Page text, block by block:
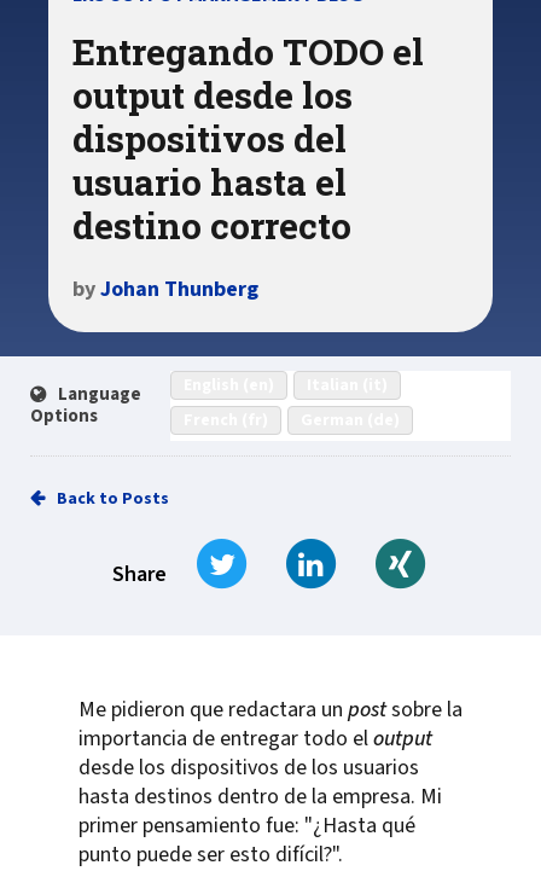
Entregando TODO el
output desde los
dispositivos del
usuario hasta el
destino correcto
byJohan Thunberg
Language
Options
Back to Posts
Share
Tweet Share on LinkedIn
Me pidieron que redactara un postsobre la
importancia de entregar todo eloutput
desde los dispositivos de los usuarios
hasta destinos dentro de la empresa. Mi
primer pensamiento fue: "¿Hasta qué
punto puede ser esto difícil?".